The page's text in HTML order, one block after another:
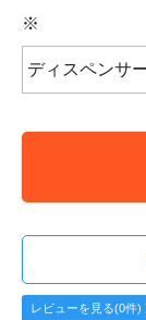
※
レビューを見る(0件)